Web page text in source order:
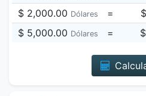
$ 2,000.00 Dólares =
$ 5,000.00 Dólares =